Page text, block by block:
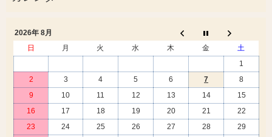
2026年 8月
日
月 火 水 木 金
土
1
2
3 4 5 6 7
8
9
10 11 12 13 14
15
16
17 18 19 20 21
22
23
24 25 26 27 28
29